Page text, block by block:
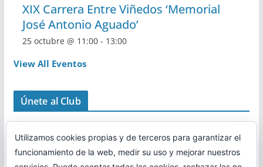
XIX Carrera Entre Viñedos ‘Memorial
José Antonio Aguado’
25 octubre @ 11:00- 13:00
View All Eventos
Únete al Club
Utilizamos cookies propias y de terceros para garantizar el
funcionamiento de la web, medir su uso y mejorar nuestros